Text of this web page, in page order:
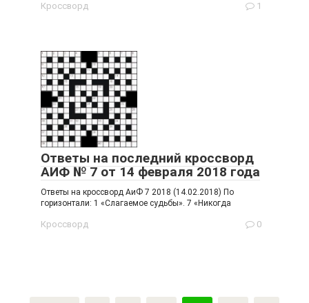
Кроссворд 1
Ответы на последний кроссворд
АИФ № 7 от 14 февраля 2018 года
Ответы на кроссворд АиФ 7 2018 (14.02.2018) По
горизонтали: 1 «Слагаемое судьбы». 7 «Никогда
Кроссворд 0